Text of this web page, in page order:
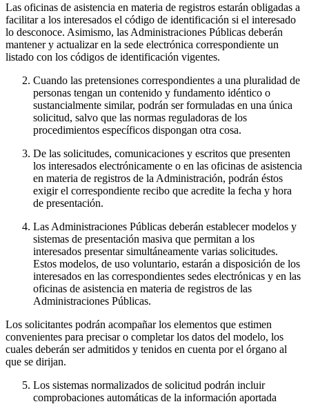
Las oficinas de asistencia en materia de registros estarán obligadas a
facilitar a los interesados el código de identificación si el interesado
lo desconoce. Asimismo, las Administraciones Públicas deberán
mantener y actualizar en la sede electrónica correspondiente un
listado con los códigos de identificación vigentes.
Cuando las pretensiones correspondientes a una pluralidad de
personas tengan un contenido y fundamento idéntico o
sustancialmente similar, podrán ser formuladas en una única
solicitud, salvo que las normas reguladoras de los
procedimientos específicos dispongan otra cosa.
De las solicitudes, comunicaciones y escritos que presenten
los interesados electrónicamente o en las oficinas de asistencia
en materia de registros de la Administración, podrán éstos
exigir el correspondiente recibo que acredite la fecha y hora
de presentación.
Las Administraciones Públicas deberán establecer modelos y
sistemas de presentación masiva que permitan a los
interesados presentar simultáneamente varias solicitudes.
Estos modelos, de uso voluntario, estarán a disposición de los
interesados en las correspondientes sedes electrónicas y en las
oficinas de asistencia en materia de registros de las
Administraciones Públicas.
Los solicitantes podrán acompañar los elementos que estimen
convenientes para precisar o completar los datos del modelo, los
cuales deberán ser admitidos y tenidos en cuenta por el órgano al
que se dirijan.
Los sistemas normalizados de solicitud podrán incluir
comprobaciones automáticas de la información aportada